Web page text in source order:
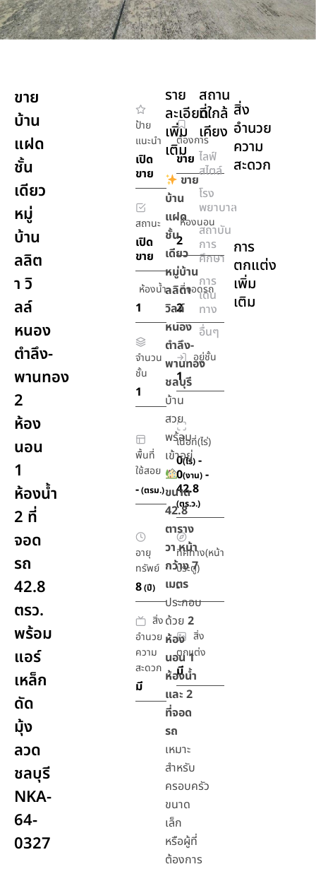
ขาย
บ้าน
แฝด
ชั้น
เดียว
หมู่
บ้าน
ลลิต
า วิ
ลล์
หนอง
ตำลึง-
พานทอง
2
ห้อง
นอน
1
ห้องน้ำ
2 ที่
จอด
รถ
42.8
ตรว.
พร้อม
แอร์
เหล็ก
ดัด
มุ้ง
ลวด
ชลบุรี
NKA-
64-
0327
ป้าย
แนะนำ
เปิด
ขาย
ต้องการ
ขาย
สถานะ
เปิด
ขาย
ห้องนอน
2
ห้องน้ำ
1
ที่จอดรถ
2
จำนวน
ชั้น
1
อยู่ชั้น
1
พื้นที่
ใช้สอย
-(ตรม.)
เนื้อที่(ไร่)
0(ไร่) -
0(งาน) -
42.8
(ตร.ว.)
อายุ
ทรัพย์
8(ปี)
ทิศทาง(หน้า
ประตู)
-
สิ่ง
อำนวย
ความ
สะดวก
มี
สิ่ง
ตกแต่ง
มี
ราย
ละเอียด
เพิ่ม
เติม
ขาย
บ้าน
แฝด
ชั้น
เดียว
หมู่บ้าน
ลลิตา
วิลล์
หนอง
ตำลึง-
พานทอง
ชลบุรี
บ้าน
สวย
พร้อม
เข้าอยู่
ขนาด
42.8
ตาราง
วา หน้า
กว้าง 7
เมตร
ประกอบ
ด้วย 2
ห้อง
นอน 1
ห้องน้ำ
และ 2
ที่จอด
รถ
เหมาะ
สำหรับ
ครอบครัว
ขนาด
เล็ก
หรือผู้ที่
ต้องการ
สถาน
ที่ใกล้
เคียง
ไลฟ์
สไตล์
โรง
พยาบาล
สถาบัน
การ
ศึกษา
การ
เดิน
ทาง
อื่นๆ
สิ่ง
อำนวย
ความ
สะดวก
การ
ตกแต่ง
เพิ่ม
เติม